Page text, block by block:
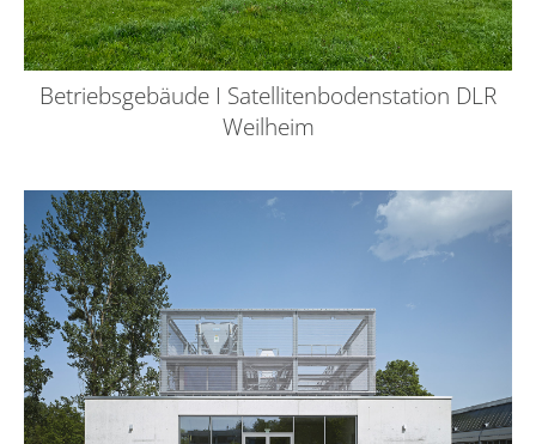
Betriebsgebäude I Satellitenbodenstation DLR
Weilheim